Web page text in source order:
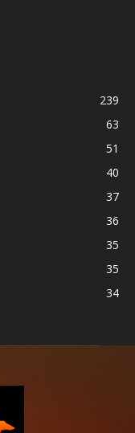
239
63
51
40
37
36
35
35
34